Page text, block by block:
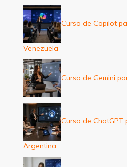
Curso de Copilot
Venezuela
Curso de Gemini
Curso de ChatGPT
Argentina